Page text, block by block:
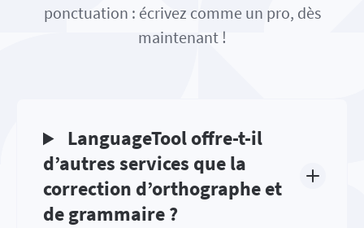
ponctuation : écrivez comme un pro, dès
maintenant !
LanguageTool offre-t-il
d’autres services que la
correction d’orthographe et
de grammaire ?